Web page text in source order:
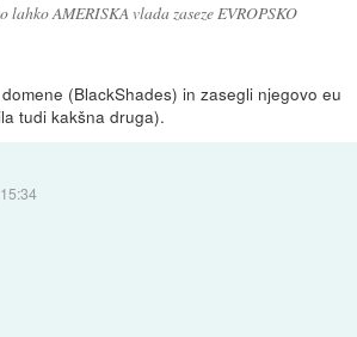
lahko AMERISKA vlada zaseze EVROPSKO
(BlackShades) in zasegli njegovo eu
tudi kakšna druga).